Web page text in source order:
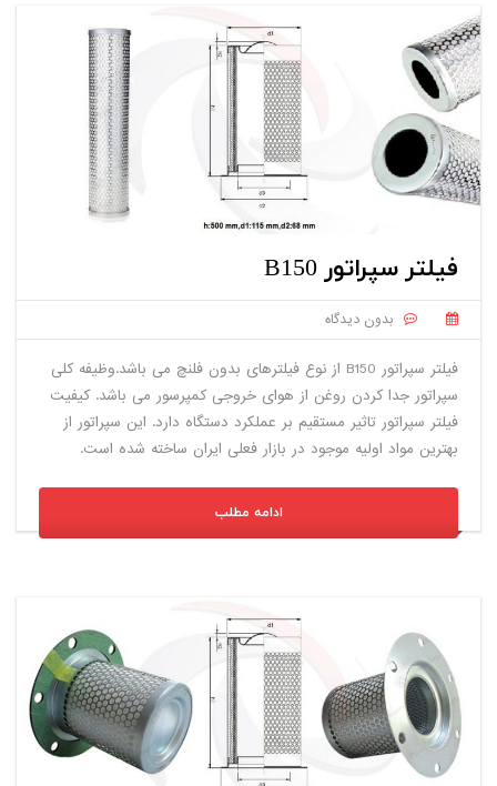
فیلتر سپراتور B150
بدون دیدگاه
فیلتر سپراتور B150 از نوع فیلترهای بدون فلنچ می باشد.وظیفه کلی
سپراتور جدا کردن روغن از هوای خروجی کمپرسور می باشد. کیفیت
فیلتر سپراتور تاثیر مستقیم بر عملکرد دستگاه دارد. این سپراتور از
بهترین مواد اولیه موجود در بازار فعلی ایران ساخته شده است.
ادامه مطلب